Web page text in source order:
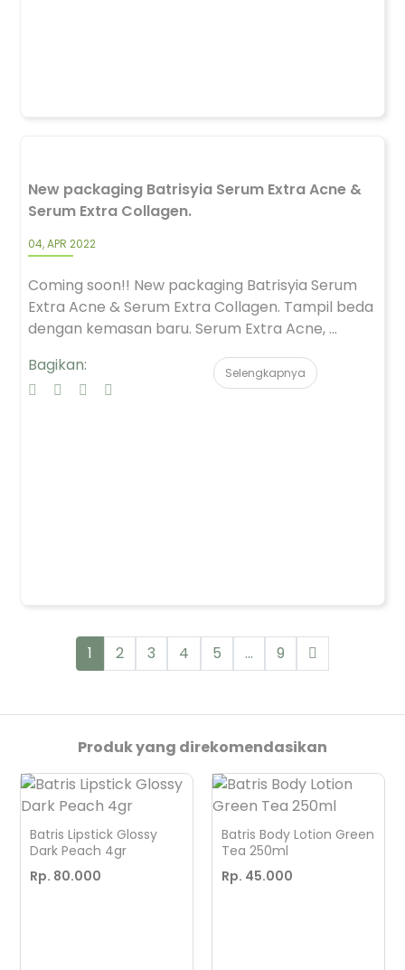
New packaging Batrisyia Serum Extra Acne &
Serum Extra Collagen.
04, APR 2022
Coming soon!! New packaging Batrisyia Serum
Extra Acne & Serum Extra Collagen. Tampil beda
dengan kemasan baru. Serum Extra Acne, ...
Bagikan:
Selengkapnya
1 2 3 4 5 ... 9
Produk yang direkomendasikan
Batris Lipstick Glossy
Dark Peach 4gr
Rp. 80.000
Batris Body Lotion Green
Tea 250ml
Rp. 45.000